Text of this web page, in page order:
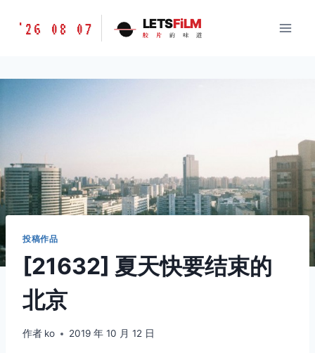
胶
味
'26 08 07 LETSFiLM
胶 片 的 味 道
投稿作品
[21632] 夏天快要结束的
北京
作者 ko 2019 年 10 月 12 日